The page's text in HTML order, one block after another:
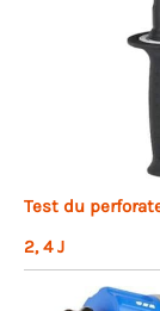
Test du
2, 4 J